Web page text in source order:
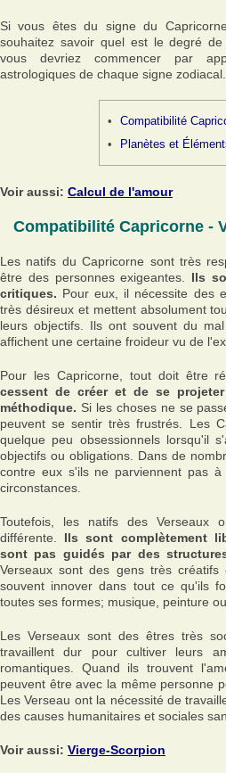
Si vous êtes du signe du
souhaitez savoir quel est le degré
vous devriez commencer par
astrologiques de chaque signe zodiacal.
Compatibilité
Planètes et
Voir aussi: Calcul de l'amour
Compatibilité Capricorne -
Les natifs du Capricorne sont très
être des personnes exigeantes. Ils
critiques. Pour eux, il nécessite des
très désireux et mettent absolument
leurs objectifs. Ils ont souvent du
affichent une certaine froideur vu de
Pour les Capricorne, tout doit être
cessent de créer et de se
méthodique. Si les choses ne se
peuvent se sentir très frustrés. Les
quelque peu obsessionnels lorsqu'il
objectifs ou obligations. Dans de
contre eux s'ils ne parviennent pas
circonstances.
Toutefois, les natifs des Verseaux
différente. Ils sont complètement
sont pas guidés par des
Verseaux sont des gens très
souvent innover dans tout ce qu'ils
toutes ses formes; musique, peinture
Les Verseaux sont des êtres très
travaillent dur pour cultiver leurs
romantiques. Quand ils trouvent
peuvent être avec la même personne
Les Verseau ont la nécessité de
des causes humanitaires et sociales
Voir aussi: Vierge-Scorpion